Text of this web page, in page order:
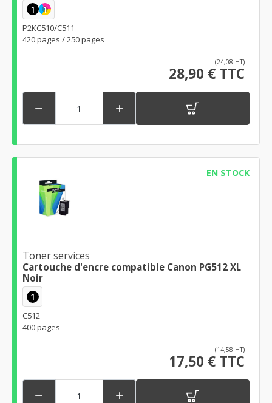
1 1
P2KC510/C511
420 pages / 250 pages
(24,08 HT)
28,90 € TTC
 
EN STOCK
Toner services
Cartouche d'encre compatible Canon PG512 XL
Noir
1
C512
400 pages
(14,58 HT)
17,50 € TTC
 